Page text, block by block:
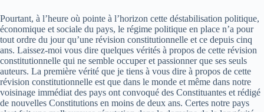
Pourtant, à l’heure où pointe à l’horizon cette déstabilisation politique,
économique et sociale du pays, le régime politique en place n’a pour
tout ordre du jour qu’une révision constitutionnelle et ce depuis cinq
ans. Laissez­-moi­ vous dire quelques vérités à propos de cette révision
constitutionnelle qui ne semble occuper et passionner que ses seuls
auteurs. La première vérité que je tiens à vous dire à propos de cette
révision constitutionnelle est que dans le monde et même dans notre
voisinage immédiat des pays ont convoqué des Constituantes et rédigé
de nouvelles Constitutions en moins de deux ans. Certes notre pays